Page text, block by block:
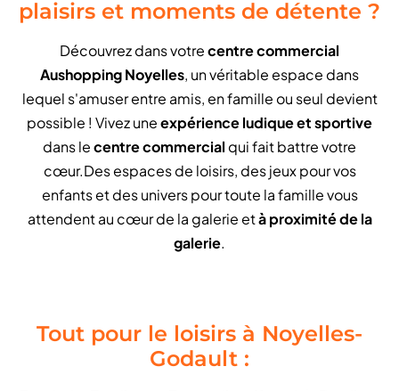
plaisirs et moments de détente ?
Découvrez dans votrecentre commercial
Aushopping Noyelles, un véritable espace dans
lequel s'amuser entre amis, en famille ou seul devient
possible ! Vivez uneexpérience ludique et sportive
dans lecentre commercial qui fait battre votre
cœur.Des espaces de loisirs, des jeux pour vos
enfants et des univers pour toute la famille vous
attendent au cœur de la galerie età proximité de la
galerie.
Tout pour le loisirs à Noyelles-
Godault :